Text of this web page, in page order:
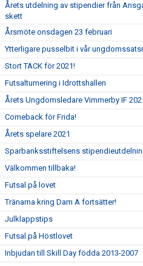
Årets utdelning av stipendier från
skett
Årsmöte onsdagen 23 februari
Ytterligare pusselbit i vår
Stort TACK för 2021!
Futsalturnering i Idrottshallen
Årets Ungdomsledare Vimmerby IF
Comeback för Frida!
Årets spelare 2021
Sparbanksstiftelsens
Välkommen tillbaka!
Futsal på lovet
Tränarna kring Dam A fortsätter!
Julklappstips
Futsal på Höstlovet
Inbjudan till Skill Day födda 2013-2007